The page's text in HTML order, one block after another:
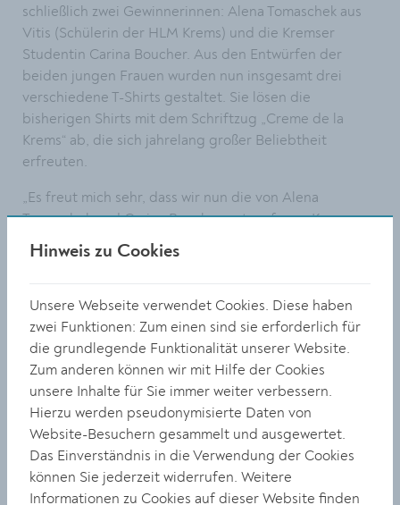
schließlich zwei Gewinnerinnen: Alena Tomaschek aus
Vitis (Schülerin der HLM Krems) und die Kremser
Studentin Carina Boucher. Aus den Entwürfen der
beiden jungen Frauen wurden nun insgesamt drei
verschiedene T-Shirts gestaltet. Sie lösen die
bisherigen Shirts mit dem Schriftzug „Creme de la
Krems“ ab, die sich jahrelang großer Beliebtheit
erfreuten.
„Es freut mich sehr, dass wir nun die von Alena
Tomaschek und Carina Boucher entworfenen Kremser
T-Shirts der Öffentlichkeit präsentieren können. Diese
T-Shirts sind nicht nur ein modisches Statement,
Nachhaltigkeit in unserer Stadt. Holen Sie sich Ihr
Kremser T-Shirt und zeigen Sie Ihre Verbundenheit“, so
Bürgermeister Peter Molnar.
Steiner Tor im Fokus
Alena Tomaschek setzte bei ihrem Design auf ein in
sich gedrehtes und somit dynamisch wirkendes Steiner
Tor mit dem markigen Slogan „Krems lebt!“. Diese
Zeichnung ziert nun ein weißes T-Shirt. Gleich zwei
Hinweis zu Cookies
Unsere Webseite verwendet Cookies. Diese haben
zwei Funktionen: Zum einen sind sie erforderlich für
die grundlegende Funktionalität unserer Website.
Zum anderen können wir mit Hilfe der Cookies
unsere Inhalte für Sie immer weiter verbessern.
Hierzu werden pseudonymisierte Daten von
Website-Besuchern gesammelt und ausgewertet.
Das Einverständnis in die Verwendung der Cookies
können Sie jederzeit widerrufen. Weitere
Informationen zu Cookies auf dieser Website finden